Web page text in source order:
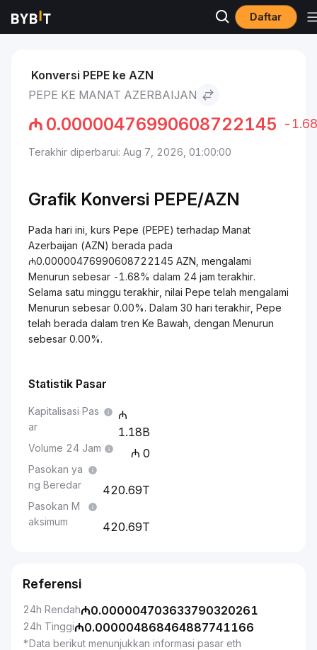
Daftar
Pasar Pepe to Manat Azerbaijan
Konversi PEPE ke AZN
PEPE KE MANAT AZERBAIJAN
₼ 0.00000476990608722145 -
Terakhir diperbarui: Aug 7, 2026, 01:00:00
Grafik Konversi PEPE/AZN
Pada hari ini, kurs Pepe (PEPE) terhadap Manat
Azerbaijan (AZN) berada pada
₼0.00000476990608722145 AZN, mengalami
Menurun sebesar -1.68% dalam 24 jam terakhir.
Selama satu minggu terakhir, nilai Pepe telah mengalami
Menurun sebesar 0.00%. Dalam 30 hari terakhir, Pepe
telah berada dalam tren Ke Bawah, dengan Menurun
sebesar 0.00%.
Statistik Pasar
Kapitalisasi Pas
ar
1.18B
Volume 24 Jam 0
Pasokan ya
ng Beredar
420.69T
Pasokan M
aksimum
420.69T
Referensi
24h Rendah₼0.000004703633790320261
24h Tinggi₼0.000004868464887741166
*Data berikut menunjukkan informasi pasar eth